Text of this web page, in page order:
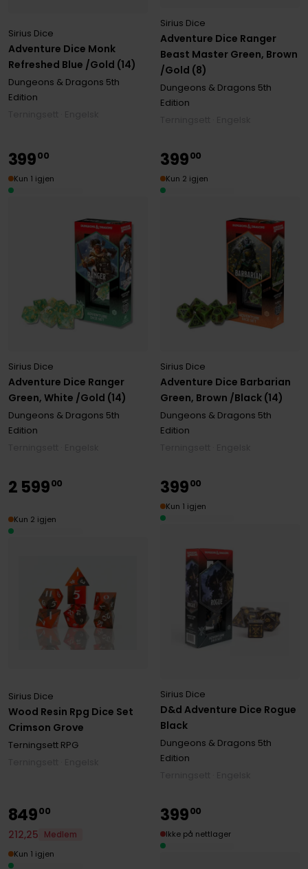
Adventure Dice Monk
Refreshed Blue /Gold (14)
Sirius Dice
Dungeons & Dragons 5th
Edition
Adventure Dice Ranger
Beast Master Green, Brown
/Gold (8)
Sirius Dice
Dungeons & Dragons 5th
Edition
Adventure Dice Ranger
Green, White /Gold (14)
Sirius Dice
Dungeons & Dragons 5th
Edition
39900
Kun 1 igjen
Adventure Dice Barbarian
Green, Brown /Black (14)
Sirius Dice
Dungeons & Dragons 5th
Edition
39900
Kun 2 igjen
Wood Resin Rpg Dice Set
Crimson Grove
Sirius Dice
Terningsett RPG
2 59900
Kun 2 igjen
D&d Adventure Dice Rogue
Black
Sirius Dice
Dungeons & Dragons 5th
Edition
39900
Kun 1 igjen
84900
212,25
Medlem
Kun 1 igjen
39900
Ikke på nettlager